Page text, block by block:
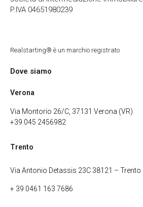
P.IVA 04651980239
Realstarting® è un marchio registrato
Dove siamo
Verona
Via Montorio 26/C, 37131 Verona (VR)
+39 045 2456982
Trento
Via Antonio Detassis 23C 38121 – Trento
+ 39 0461 163 7686